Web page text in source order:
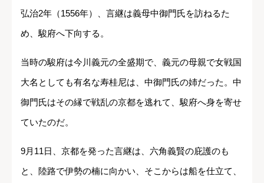
弘治2年（1556年）、言継は義母中御門氏を訪ねるた
め、駿府へ下向する。
当時の駿府は今川義元の全盛期で、義元の母親で女戦国
大名としても有名な寿桂尼は、中御門氏の姉だった。中
御門氏はその縁で戦乱の京都を逃れて、駿府へ身を寄せ
ていたのだ。
9月11日、京都を発った言継は、六角義賢の庇護のも
と、陸路で伊勢の楠に向かい、そこからは船を仕立て、